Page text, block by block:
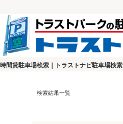
時間貸駐車場検索｜トラストナビ駐車場検索
検索結果一覧